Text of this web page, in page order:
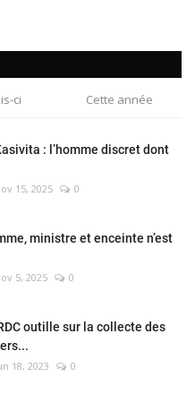
ci Cette année
: l’homme discret dont
15, 2025 0
ministre et enceinte n’est
5, 2025 0
outille sur la collecte des
18, 2023 0